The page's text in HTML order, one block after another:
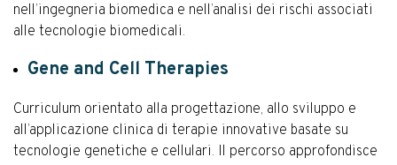
nell’ingegneria biomedica e nell’analisi dei rischi associati
alle tecnologie biomedicali.
Gene and Cell Therapies
Curriculum orientato alla progettazione, allo sviluppo e
all’applicazione clinica di terapie innovative basate su
tecnologie genetiche e cellulari. Il percorso approfondisce